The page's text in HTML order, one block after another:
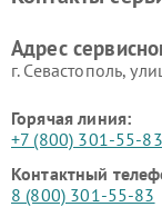
Адрес
г. Севастополь,
Горячая линия:
+7 (800) 301-55-83
Контактный
8 (800) 301-55-83